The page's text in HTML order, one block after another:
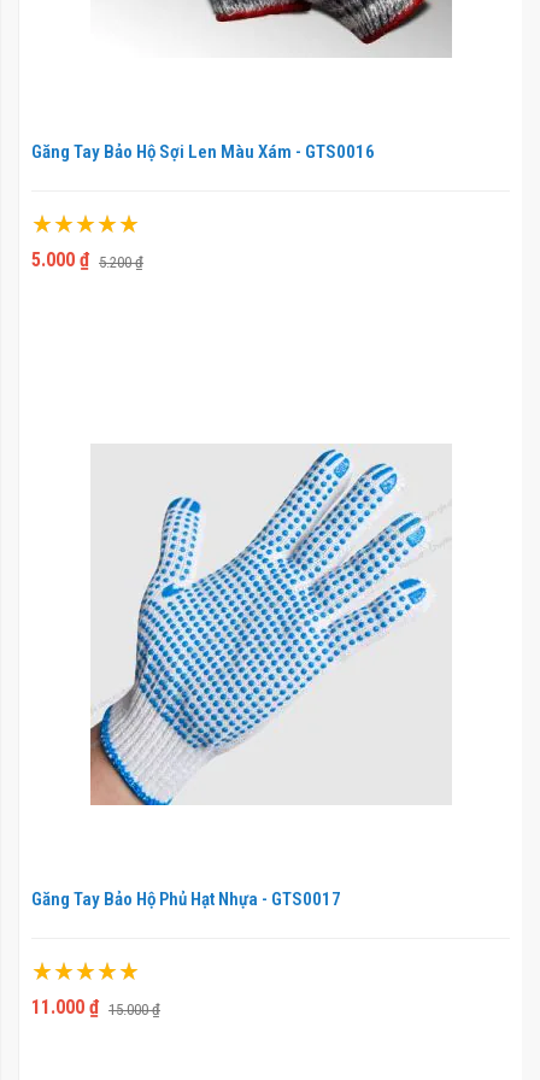
Găng Tay Bảo Hộ Sợi Len Màu Xám - GTS0016
Xếp hạng:
100%
5.000 ₫ 5.200 ₫
Găng Tay Bảo Hộ Phủ Hạt Nhựa - GTS0017
Xếp hạng:
100%
11.000 ₫ 15.000 ₫